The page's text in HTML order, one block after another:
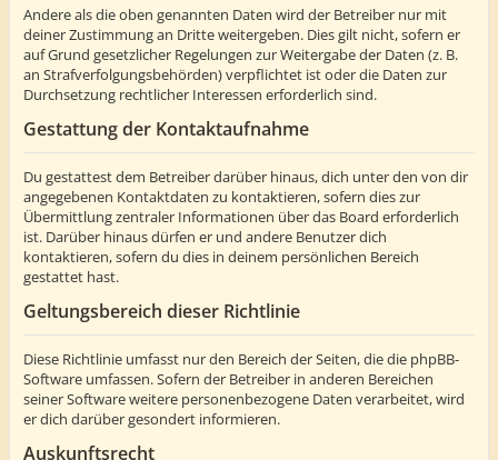
Andere als die oben genannten Daten wird der Betreiber nur mit
deiner Zustimmung an Dritte weitergeben. Dies gilt nicht, sofern er
auf Grund gesetzlicher Regelungen zur Weitergabe der Daten (z. B.
an Strafverfolgungsbehörden) verpflichtet ist oder die Daten zur
Durchsetzung rechtlicher Interessen erforderlich sind.
Gestattung der Kontaktaufnahme
Du gestattest dem Betreiber darüber hinaus, dich unter den von dir
angegebenen Kontaktdaten zu kontaktieren, sofern dies zur
Übermittlung zentraler Informationen über das Board erforderlich
ist. Darüber hinaus dürfen er und andere Benutzer dich
kontaktieren, sofern du dies in deinem persönlichen Bereich
gestattet hast.
Geltungsbereich dieser Richtlinie
Diese Richtlinie umfasst nur den Bereich der Seiten, die die phpBB-
Software umfassen. Sofern der Betreiber in anderen Bereichen
seiner Software weitere personenbezogene Daten verarbeitet, wird
er dich darüber gesondert informieren.
Auskunftsrecht